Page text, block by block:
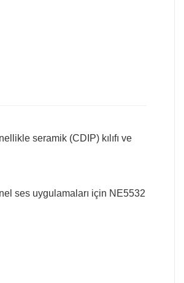
seramik (CDIP) kılıfı ve
ses uygulamaları için NE5532